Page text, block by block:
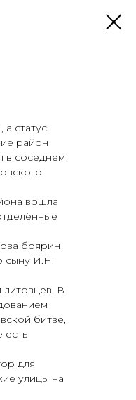
статус
район
в соседнем
вошла
боярин
сыну И.Н.
литовцев. В
битве,
есть
для
улицы на